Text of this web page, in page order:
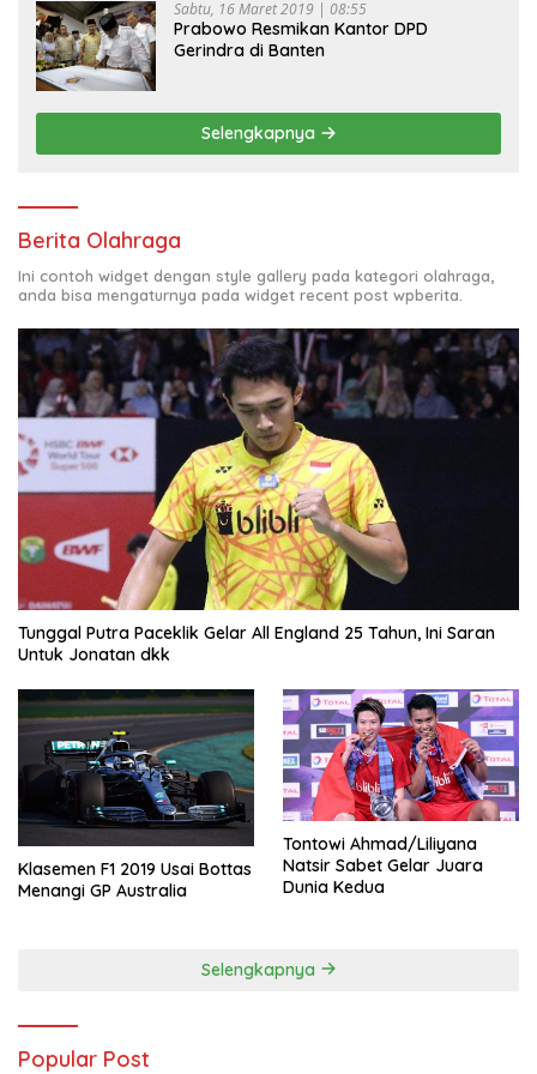
Sabtu, 16 Maret 2019 | 08:55
Prabowo Resmikan Kantor DPD
Gerindra di Banten
Selengkapnya
Berita Olahraga
Ini contoh widget dengan style gallery pada kategori olahraga,
anda bisa mengaturnya pada widget recent post wpberita.
Tunggal Putra Paceklik Gelar All England 25 Tahun, Ini Saran
Untuk Jonatan dkk
Klasemen F1 2019 Usai Bottas
Menangi GP Australia
Tontowi Ahmad/Liliyana
Natsir Sabet Gelar Juara
Dunia Kedua
Selengkapnya
Popular Post